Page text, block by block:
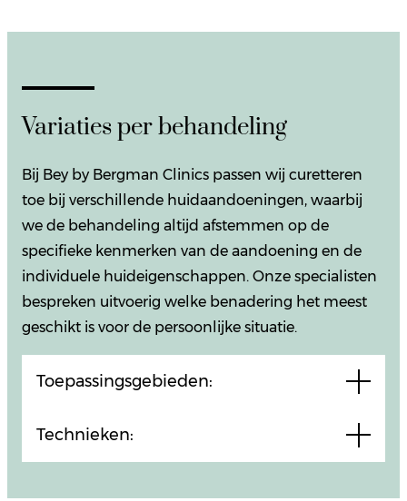
Variaties per behandeling
Bij Bey by Bergman Clinics passen wij curetteren
toe bij verschillende huidaandoeningen, waarbij
we de behandeling altijd afstemmen op de
specifieke kenmerken van de aandoening en de
individuele huideigenschappen. Onze specialisten
bespreken uitvoerig welke benadering het meest
geschikt is voor de persoonlijke situatie.
Toepassingsgebieden:
Technieken: